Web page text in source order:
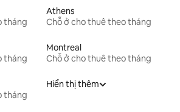
tháng
Athens
Chỗ ở cho thuê theo tháng
tháng
Montreal
Chỗ ở cho thuê theo tháng
tháng
Hiển thị thêm